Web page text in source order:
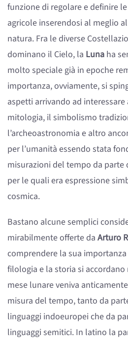
funzione di regolare e definire
agricole inserendosi al meglio
natura. Fra le diverse
dominano il Cielo, la Luna ha
molto speciale già in epoche
importanza, ovviamente, si
aspetti arrivando ad
mitologia, il simbolismo
l’archeoastronomia e altro
per l’umanità essendo stata
misurazioni del tempo da
per le quali era espressione
cosmica.
Bastano alcune semplici
mirabilmente offerte da Arturo
comprendere la sua
filologia e la storia si
mese lunare veniva
misura del tempo, tanto da
linguaggi indoeuropei che da
linguaggi semitici. In latino la